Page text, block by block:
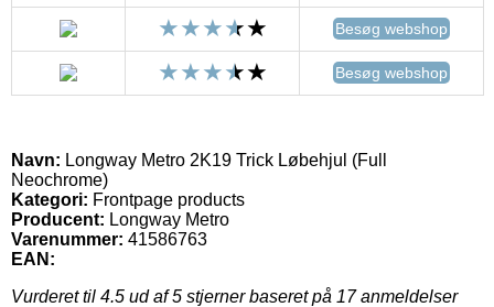
Besøg webshop
Besøg webshop
Navn: Longway Metro 2K19 Trick Løbehjul (Full
Neochrome)
Kategori: Frontpage products
Producent: Longway Metro
Varenummer: 41586763
EAN:
Vurderet til 4.5 ud af 5 stjerner baseret på 17anmeldelser